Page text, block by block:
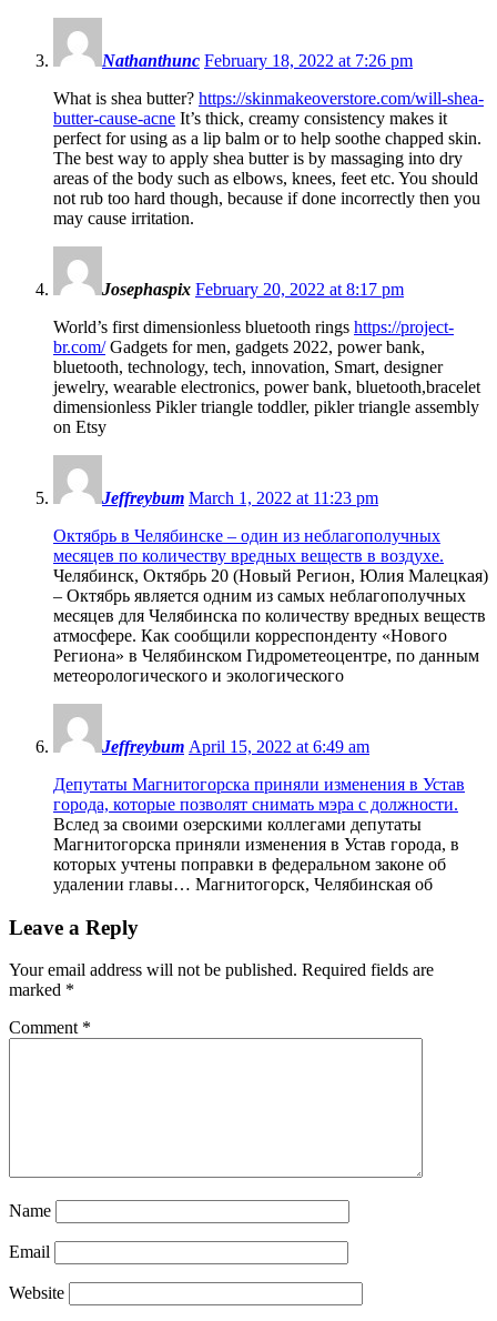
Nathanthunc February 18, 2022 at 7:26 pm
What is shea butter? https://skinmakeoverstore.com/will-shea-
butter-cause-acne It’s thick, creamy consistency makes it
perfect for using as a lip balm or to help soothe chapped skin.
The best way to apply shea butter is by massaging into dry
areas of the body such as elbows, knees, feet etc. You should
not rub too hard though, because if done incorrectly then you
may cause irritation.
Josephaspix February 20, 2022 at 8:17 pm
World’s first dimensionless bluetooth rings https://project-
br.com/Gadgets for men, gadgets 2022, power bank,
bluetooth, technology, tech, innovation, Smart, designer
jewelry, wearable electronics, power bank, bluetooth,bracelet
dimensionless Pikler triangle toddler, pikler triangle assembly
on Etsy
Jeffreybum March 1, 2022 at 11:23 pm
Октябрь в Челябинске – один из неблагополучных
месяцев по количеству вредных веществ в воздухе.
Челябинск, Октябрь 20 (Новый Регион, Юлия Малецкая)
– Октябрь является одним из самых неблагополучных
месяцев для Челябинска по количеству вредных веществ
атмосфере. Как сообщили корреспонденту «Нового
Региона» в Челябинском Гидрометеоцентре, по данным
метеорологического и экологического
Jeffreybum April 15, 2022 at 6:49 am
Депутаты Магнитогорска приняли изменения в Устав
города, которые позволят снимать мэра с должности.
Вслед за своими озерскими коллегами депутаты
Магнитогорска приняли изменения в Устав города, в
которых учтены поправки в федеральном законе об
удалении главы… Магнитогорск, Челябинская об
Leave a Reply
Your email address will not be published. Required fields are
marked *
Comment *
Name
Email
Website